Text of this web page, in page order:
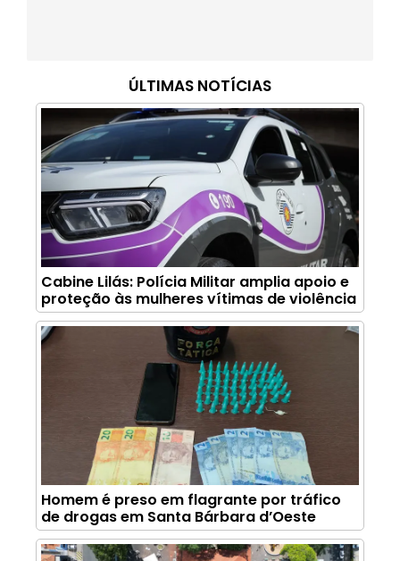
ÚLTIMAS NOTÍCIAS
Cabine Lilás: Polícia Militar amplia apoio e
proteção às mulheres vítimas de violência
Homem é preso em flagrante por tráfico
de drogas em Santa Bárbara d’Oeste